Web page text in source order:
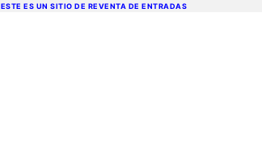
ESTE ES UN SITIO DE REVENTA DE ENTRADAS